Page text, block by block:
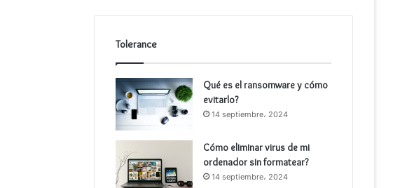
Tolerance
Qué es el ransomware y cómo
evitarlo?
14 septiembre، 2024
Cómo eliminar virus de mi
ordenador sin formatear?
14 septiembre، 2024